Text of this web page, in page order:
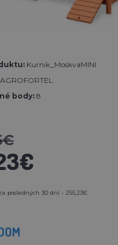
Kurnik_MoskvaMINI
AGROFORTEL
body: 8
posledných 30 dní - 255,23€